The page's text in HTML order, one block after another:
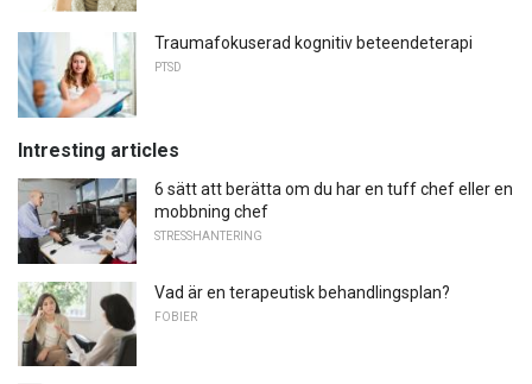
Traumafokuserad kognitiv beteendeterapi
PTSD
Intresting articles
6 sätt att berätta om du har en tuff chef eller en
mobbning chef
STRESSHANTERING
Vad är en terapeutisk behandlingsplan?
FOBIER